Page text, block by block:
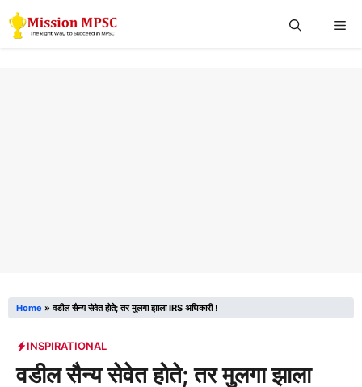
Skip
to
Home »वडील सैन्य सेवेत होते; तर मुलगा झाला IRS अधिकारी !
INSPIRATIONAL
वडील सैन्य सेवेत होते; तर मुलगा झाला